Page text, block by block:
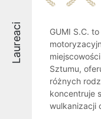
Laureaci
GUMI S.C.
Sztumu,
różnych
koncentruje
wulkanizacji